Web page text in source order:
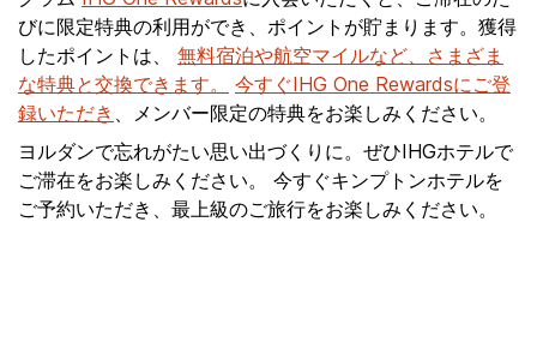
びに限定特典の利用ができ、ポイントが貯まります。獲得
したポイントは、 無料宿泊や航空マイルなど、さまざま
な特典と交換できます。
今すぐIHG One Rewardsにご登
録いただき 、メンバー限定の特典をお楽しみください。
ヨルダンで忘れがたい思い出づくりに。ぜひIHGホテルで
ご滞在をお楽しみください。 今すぐキンプトンホテルを
ご予約いただき、最上級のご旅行をお楽しみください。